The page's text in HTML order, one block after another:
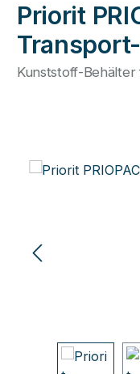
Priorit
Kunststoff-
Bildergalerie